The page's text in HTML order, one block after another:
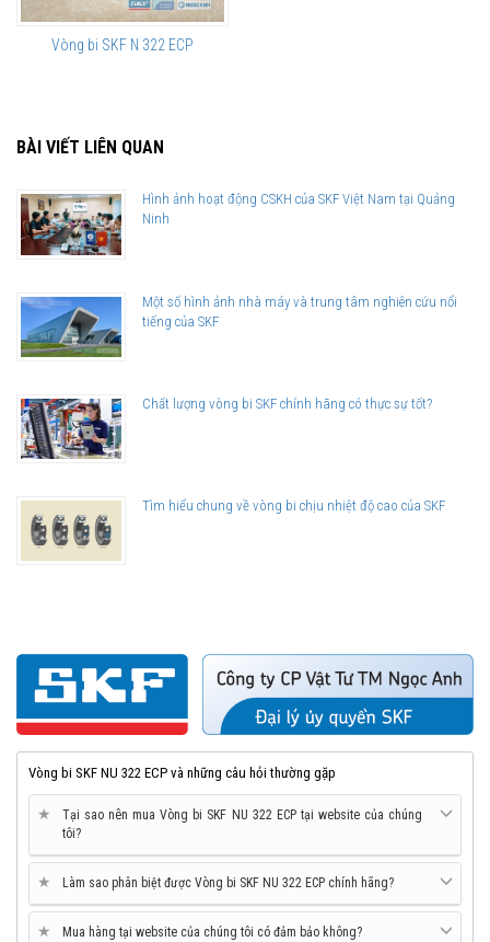
Vòng bi SKF N 322 ECP
BÀI VIẾT LIÊN QUAN
Hình ảnh hoạt động CSKH của SKF Việt Nam tại Quảng
Ninh
Một số hình ảnh nhà máy và trung tâm nghiên cứu nổi
tiếng của SKF
Chất lượng vòng bi SKF chính hãng có thực sự tốt?
Tìm hiểu chung về vòng bi chịu nhiệt độ cao của SKF
Vòng bi SKF NU 322 ECP và những câu hỏi thường gặp
★
Tại sao nên mua Vòng bi SKF NU 322 ECP tại website của chúng
tôi?
★ Làm sao phân biệt được Vòng bi SKF NU 322 ECP chính hãng?
★ Mua hàng tại website của chúng tôi có đảm bảo không?